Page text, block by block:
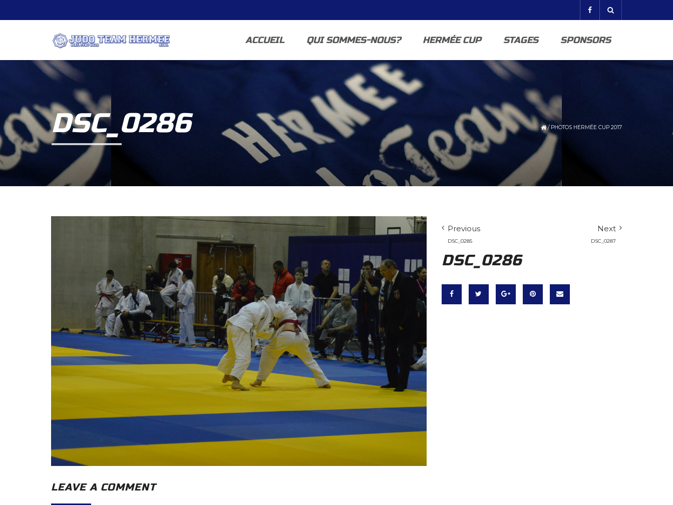
ACCUEIL QUI SOMMES-NOUS? HERMÉE CUP STAGES SPONSORS
DSC_0286 / PHOTOS HERMÉE CUP 2017
LEAVE A COMMENT
Previous
DSC_0285
Next
DSC_0287
DSC_0286